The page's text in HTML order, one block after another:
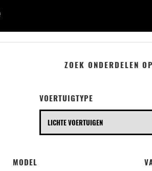
ZOEK ONDERDELEN
VOERTUIGTYPE
MODEL